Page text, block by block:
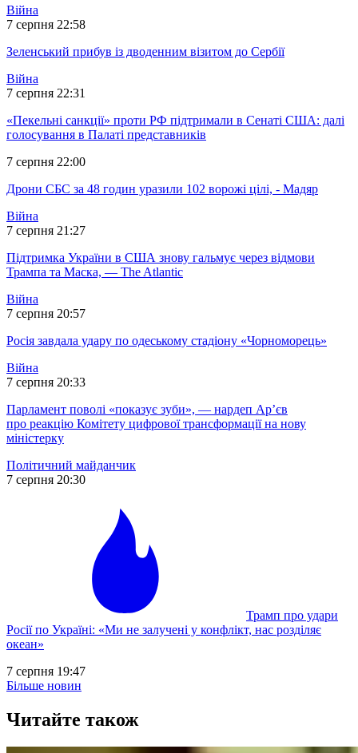
Війна
7 серпня 22:58
Зеленський прибув із дводенним візитом до Сербії
Війна
7 серпня 22:31
«Пекельні санкції» проти РФ підтримали в Сенаті США: далі
голосування в Палаті представників
7 серпня 22:00
Дрони СБС за 48 годин уразили 102 ворожі цілі, - Мадяр
Війна
7 серпня 21:27
Підтримка України в США знову гальмує через відмови
Трампа та Маска, — The Atlantic
Війна
7 серпня 20:57
Росія завдала удару по одеському стадіону «Чорноморець»
Війна
7 серпня 20:33
Парламент поволі «показує зуби», — нардеп Ар’єв
про реакцію Комітету цифрової трансформації на нову
міністерку
Політичний майданчик
7 серпня 20:30
Трамп про удари
Росії по Україні: «Ми не залучені у конфлікт, нас розділяє
океан»
7 серпня 19:47
Більше новин
Читайте також